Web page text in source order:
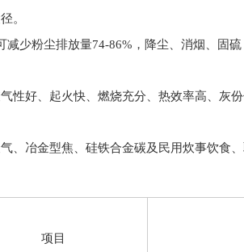
。
粉尘排放量74-86%，降尘、消烟、固硫
好、起火快、燃烧充分、热效率高、灰份
冶金型焦、硅铁合金碳及民用炊事饮食、
项目